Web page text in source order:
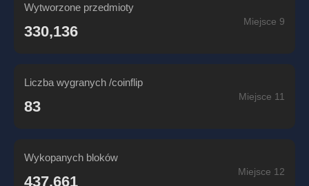
Wytworzone przedmioty
330,136
Miejsce 9
Liczba wygranych /coinflip
83
Miejsce 11
Wykopanych bloków
437,661
Miejsce 12